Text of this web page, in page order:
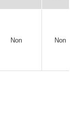
Non Non